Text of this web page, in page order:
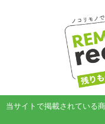
当サイトで掲載されている